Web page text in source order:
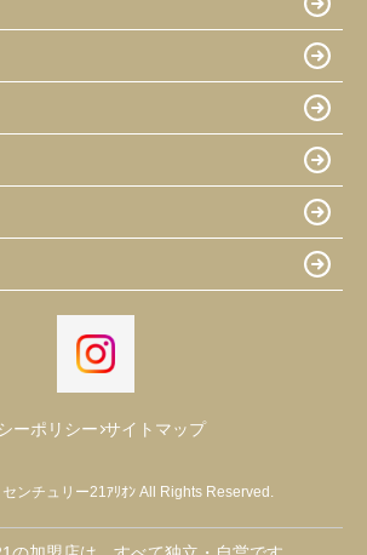
ーポリシー サイトマップ
ンチュリー21ｱﾘｵﾝ All Rights Reserved.